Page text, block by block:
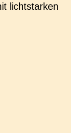
licht­star­ken